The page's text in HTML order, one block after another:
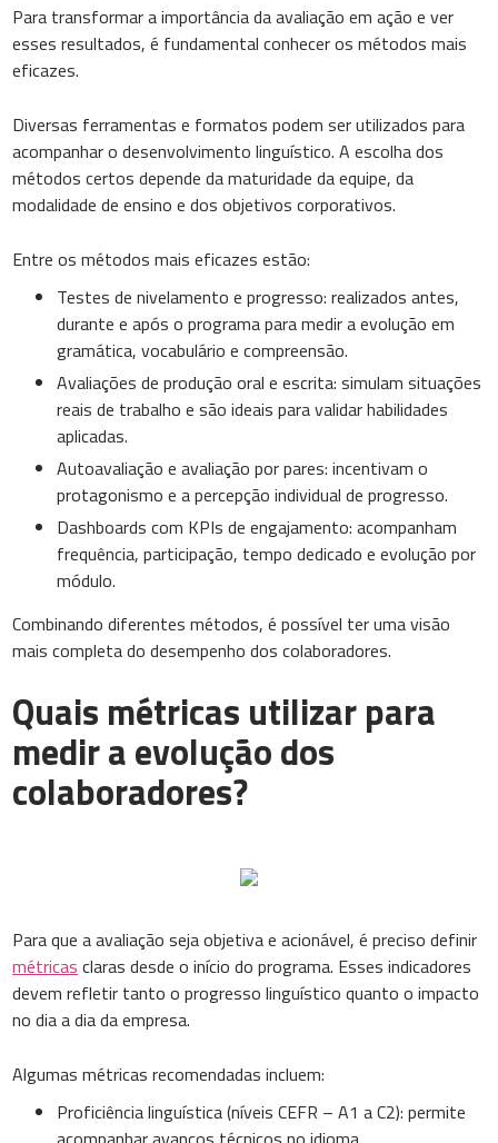
Para transformar a importância da avaliação em ação e ver
esses resultados, é fundamental conhecer os métodos mais
eficazes.
Diversas ferramentas e formatos podem ser utilizados para
acompanhar o desenvolvimento linguístico. A escolha dos
métodos certos depende da maturidade da equipe, da
modalidade de ensino e dos objetivos corporativos.
Entre os métodos mais eficazes estão:
Testes de nivelamento e progresso: realizados antes,
durante e após o programa para medir a evolução em
gramática, vocabulário e compreensão.
Avaliações de produção oral e escrita: simulam situações
reais de trabalho e são ideais para validar habilidades
aplicadas.
Autoavaliação e avaliação por pares: incentivam o
protagonismo e a percepção individual de progresso.
Dashboards com KPIs de engajamento: acompanham
frequência, participação, tempo dedicado e evolução por
módulo.
Combinando diferentes métodos, é possível ter uma visão
mais completa do desempenho dos colaboradores.
Quais métricas utilizar para
medir a evolução dos
colaboradores?
Para que a avaliação seja objetiva e acionável, é preciso definir
métricas claras desde o início do programa. Esses indicadores
devem refletir tanto o progresso linguístico quanto o impacto
no dia a dia da empresa.
Algumas métricas recomendadas incluem:
Proficiência linguística (níveis CEFR – A1 a C2): permite